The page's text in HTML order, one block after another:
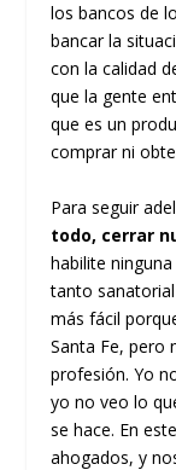
los bancos de
bancar la
con la calidad
que la gente
que es un
comprar ni
Para seguir
todo, cerrar
habilite
tanto
más fácil
Santa Fe, pero
profesión. Yo
yo no veo lo
se hace. En
ahogados, y